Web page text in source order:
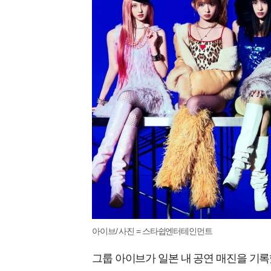
아이브/ 사진 = 스타쉽엔터테인먼트
그룹 아이브가 일본 내 공연 매진을 기